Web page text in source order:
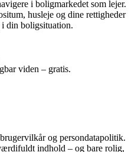
i boligmarkedet som lejer.
husleje og dine rettigheder
din boligsituation.
viden – gratis.
og persondatapolitik.
indhold – og bare rolig,